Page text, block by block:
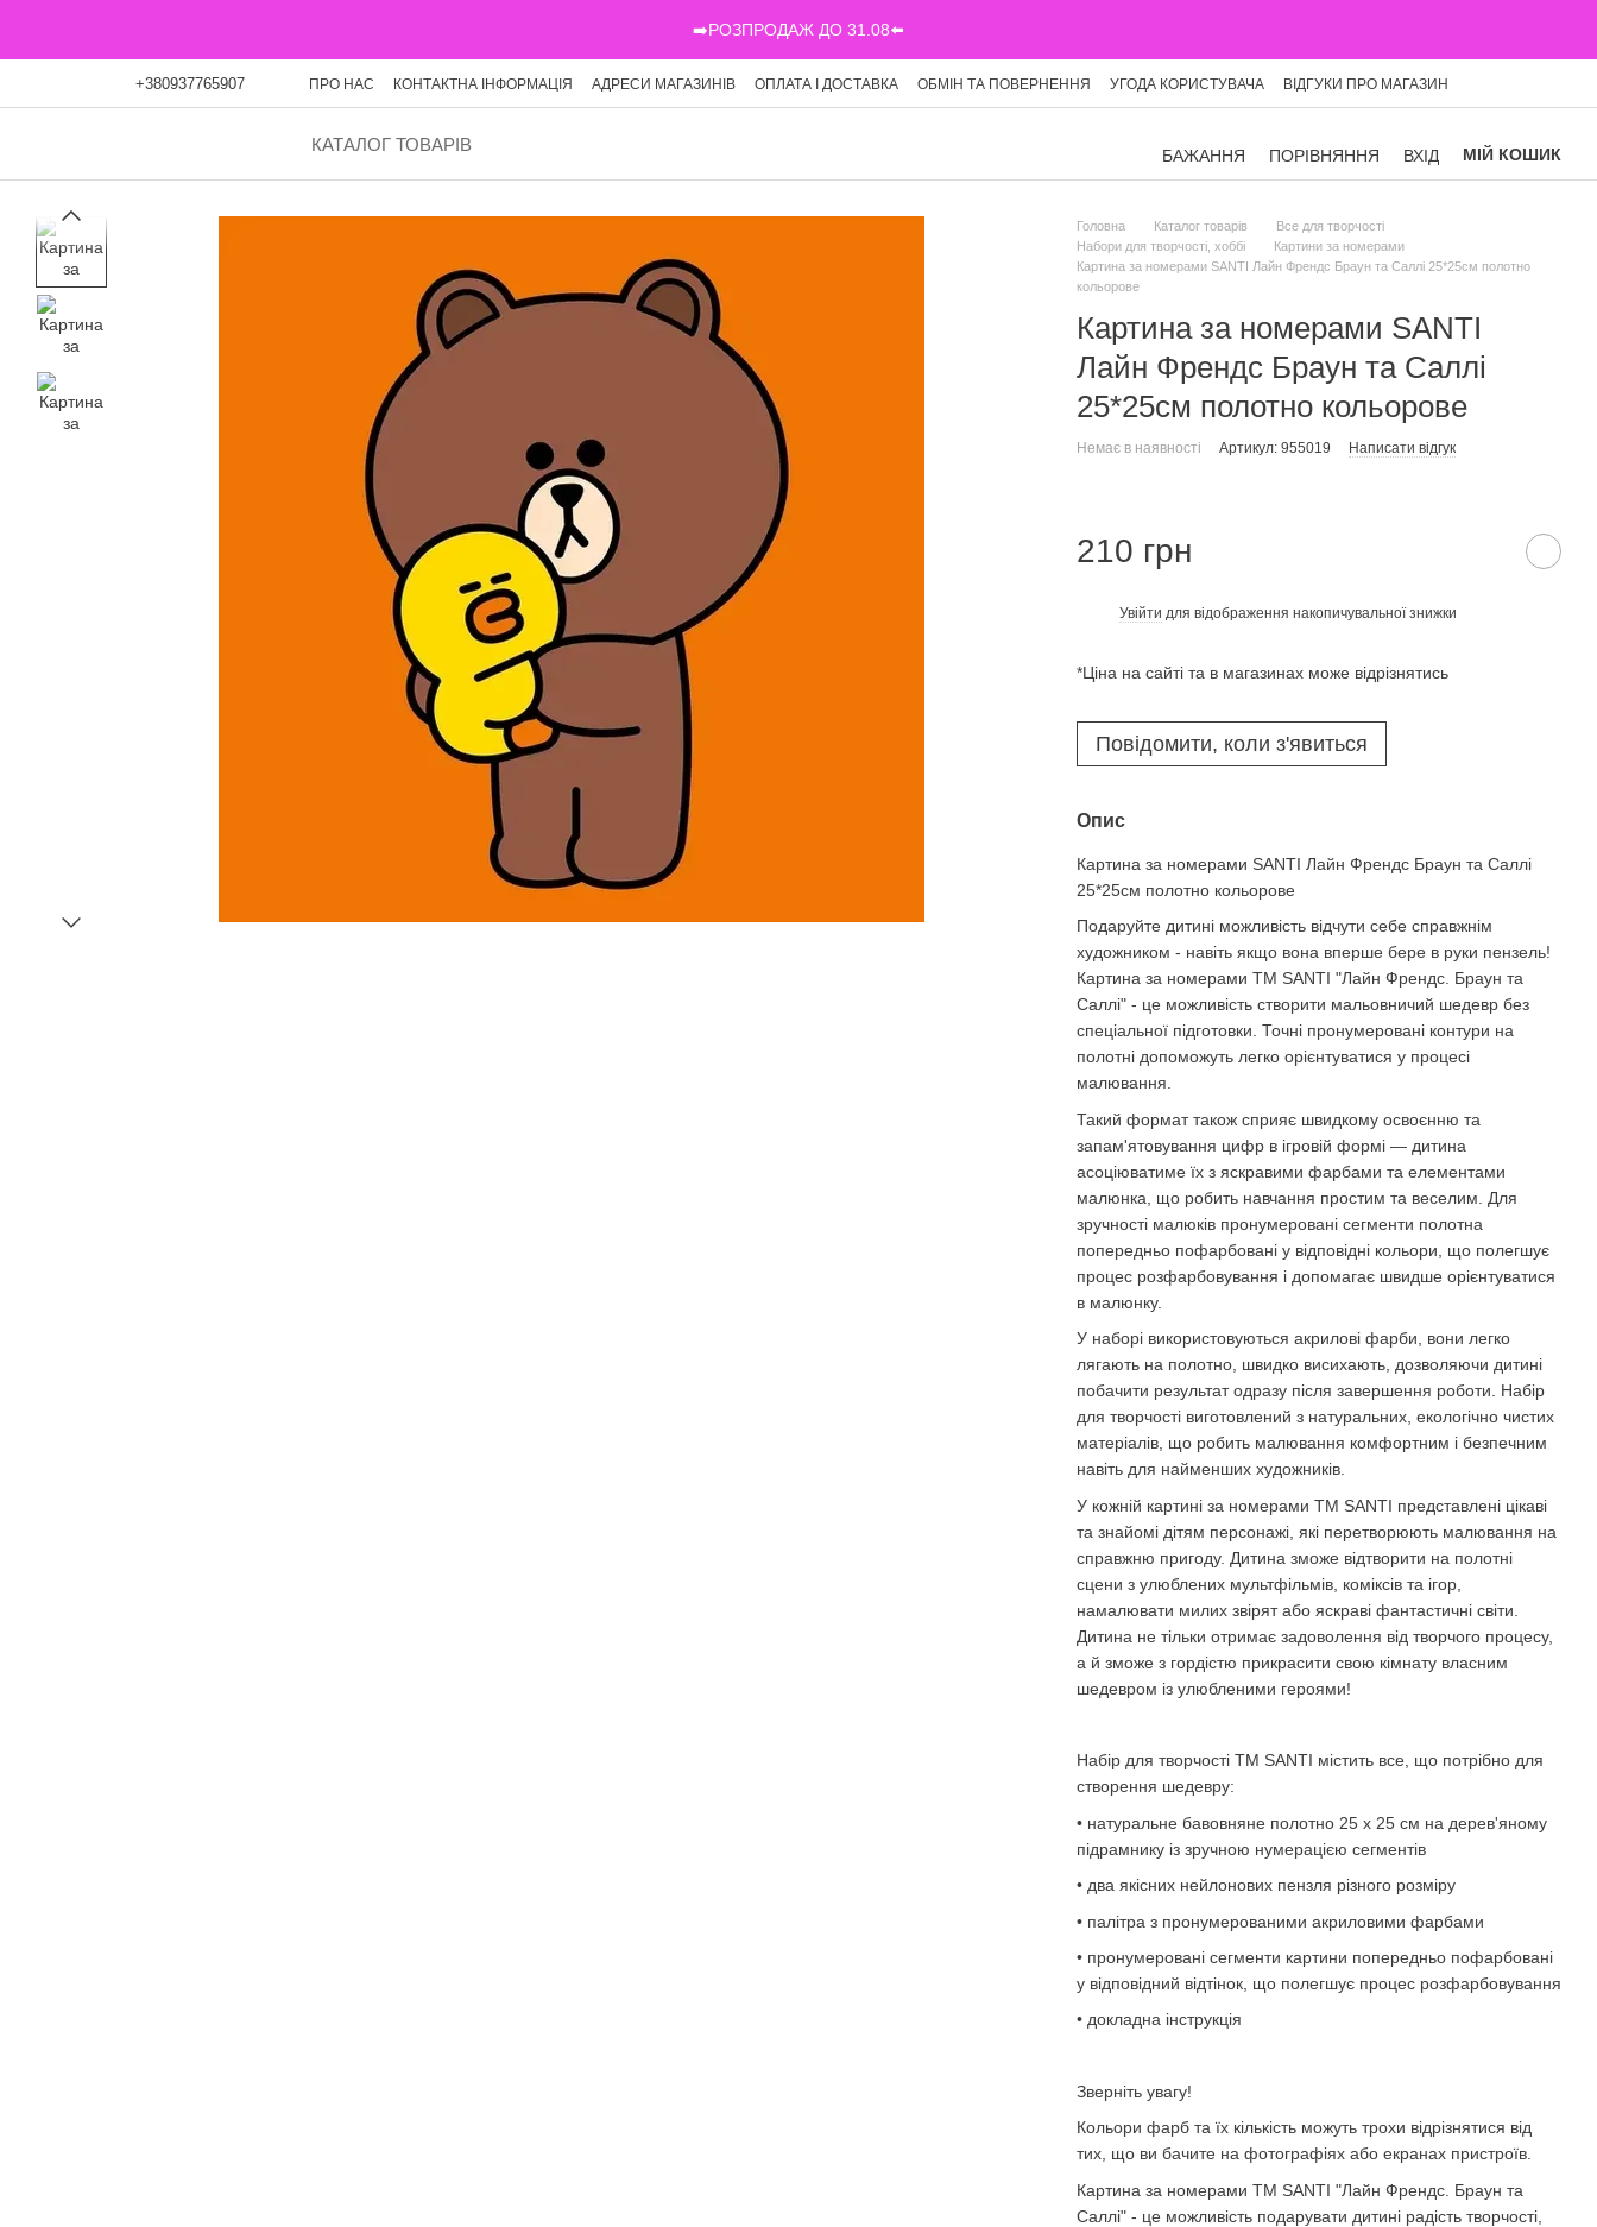
➡️РОЗПРОДАЖ ДО 31.08⬅️
+380937765907 ПРО НАС КОНТАКТНА ІНФОРМАЦІЯ АДРЕСИ МАГАЗИНІВ ОПЛАТА І ДОСТАВКА ОБМІН ТА ПОВЕРНЕННЯ УГОДА КОРИСТУВАЧА
ВІДГУКИ ПРО МАГАЗИН
ОПЛАТА ЧАСТИНАМИ
БЛОГ
КАТАЛОГ ТОВАРІВ
БАЖАННЯ ПОРІВНЯННЯ ВХІД МІЙ КОШИК
Головна Каталог товарів
Все для творчості
Набори для творчості, хоббі
Картини за номерами
Картина за номерами SANTI Лайн Френдс Браун та Саллі 25*25см полотно
кольорове
Картина за номерами SANTI
Лайн Френдс Браун та Саллі
25*25см полотно кольорове
Немає в наявності Артикул: 955019 Написати відгук
210 грн
Увійти для відображення накопичувальної знижки
*Ціна на сайті та в магазинах може відрізнятись
Повідомити, коли з'явиться
Опис
Картина за номерами SANTI Лайн Френдс Браун та Саллі
25*25см полотно кольорове
Подаруйте дитині можливість відчути себе справжнім
художником - навіть якщо вона вперше бере в руки пензель!
Картина за номерами ТМ SANTI "Лайн Френдс. Браун та
Саллі" - це можливість створити мальовничий шедевр без
спеціальної підготовки. Точні пронумеровані контури на
полотні допоможуть легко орієнтуватися у процесі
малювання.
Такий формат також сприяє швидкому освоєнню та
запам'ятовування цифр в ігровій формі — дитина
асоціюватиме їх з яскравими фарбами та елементами
малюнка, що робить навчання простим та веселим. Для
зручності малюків пронумеровані сегменти полотна
попередньо пофарбовані у відповідні кольори, що полегшує
процес розфарбовування і допомагає швидше орієнтуватися
в малюнку.
У наборі використовуються акрилові фарби, вони легко
лягають на полотно, швидко висихають, дозволяючи дитині
побачити результат одразу після завершення роботи. Набір
для творчості виготовлений з натуральних, екологічно чистих
матеріалів, що робить малювання комфортним і безпечним
навіть для найменших художників.
У кожній картині за номерами ТМ SANTI представлені цікаві
та знайомі дітям персонажі, які перетворюють малювання на
справжню пригоду. Дитина зможе відтворити на полотні
сцени з улюблених мультфільмів, коміксів та ігор,
намалювати милих звірят або яскраві фантастичні світи.
Дитина не тільки отримає задоволення від творчого процесу,
а й зможе з гордістю прикрасити свою кімнату власним
шедевром із улюбленими героями!
Набір для творчості ТМ SANTI містить все, що потрібно для
створення шедевру:
• натуральне бавовняне полотно 25 х 25 см на дерев'яному
підрамнику із зручною нумерацією сегментів
• два якісних нейлонових пензля різного розміру
• палітра з пронумерованими акриловими фарбами
• пронумеровані сегменти картини попередньо пофарбовані
у відповідний відтінок, що полегшує процес розфарбовування
• докладна інструкція
Зверніть увагу!
Кольори фарб та їх кількість можуть трохи відрізнятися від
тих, що ви бачите на фотографіях або екранах пристроїв.
Картина за номерами ТМ SANTI "Лайн Френдс. Браун та
Саллі" - це можливість подарувати дитині радість творчості,